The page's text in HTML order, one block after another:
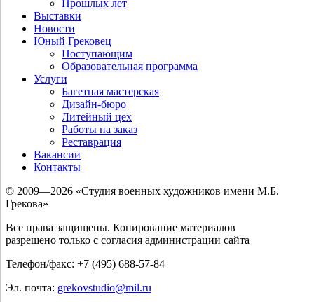
Прошлых лет
Выставки
Новости
Юный Грековец
Поступающим
Образовательная программа
Услуги
Багетная мастерская
Дизайн-бюро
Литейный цех
Работы на заказ
Реставрация
Вакансии
Контакты
© 2009—2026 «Студия военных художников имени М.Б.
Грекова»
Все права защищены. Копирование материалов
разрешено только с согласия администрации сайта
Телефон/факс: +7 (495) 688-57-84
Эл. почта: grekovstudio@mil.ru